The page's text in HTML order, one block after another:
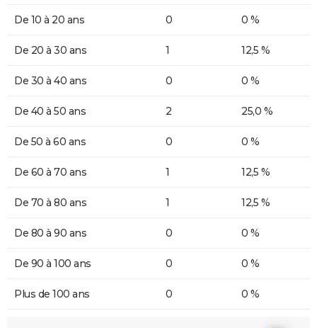
De 10 à 20 ans 0 0 %
De 20 à 30 ans 1 12,5 %
De 30 à 40 ans 0 0 %
De 40 à 50 ans 2 25,0 %
De 50 à 60 ans 0 0 %
De 60 à 70 ans 1 12,5 %
De 70 à 80 ans 1 12,5 %
De 80 à 90 ans 0 0 %
De 90 à 100 ans 0 0 %
Plus de 100 ans 0 0 %